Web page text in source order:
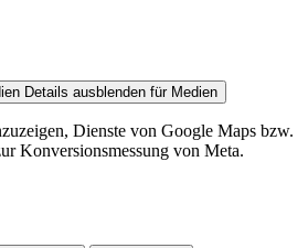
Details ausblenden für Medien
Dienste von Google Maps bzw.
Konversionsmessung von Meta.